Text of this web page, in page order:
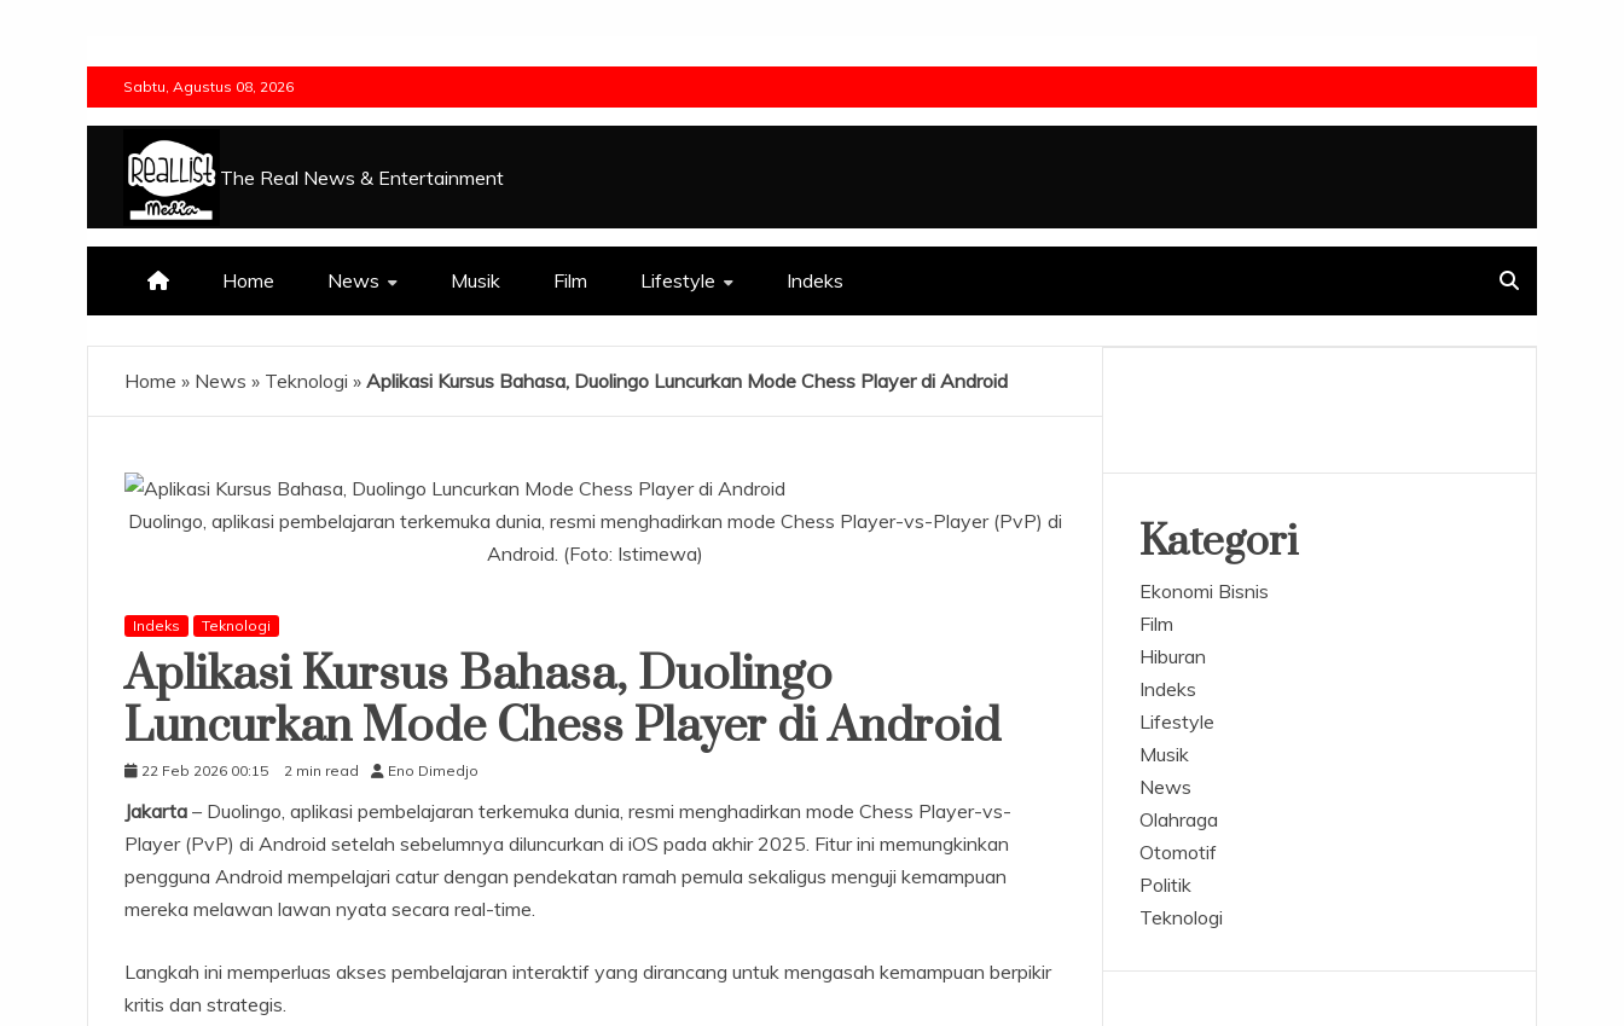
Sabtu, Agustus 08, 2026
The Real News & Entertainment
Home News Musik Film Lifestyle Indeks
Home » News » Teknologi » Aplikasi Kursus Bahasa, Duolingo Luncurkan Mode Chess Player di Android
Duolingo, aplikasi pembelajaran terkemuka dunia, resmi menghadirkan mode Chess Player-vs-Player (PvP) di
Android. (Foto: Istimewa)
Indeks Teknologi
Aplikasi Kursus Bahasa, Duolingo
Luncurkan Mode Chess Player di Android
22 Feb 2026 00:15 2 min read Eno Dimedjo
Jakarta – Duolingo, aplikasi pembelajaran terkemuka dunia, resmi menghadirkan mode Chess Player-vs-
Player (PvP) di Android setelah sebelumnya diluncurkan di iOS pada akhir 2025. Fitur ini memungkinkan
pengguna Android mempelajari catur dengan pendekatan ramah pemula sekaligus menguji kemampuan
mereka melawan lawan nyata secara real-time.
Langkah ini memperluas akses pembelajaran interaktif yang dirancang untuk mengasah kemampuan berpikir
kritis dan strategis.
Kategori
Ekonomi Bisnis
Film
Hiburan
Indeks
Lifestyle
Musik
News
Olahraga
Otomotif
Politik
Teknologi